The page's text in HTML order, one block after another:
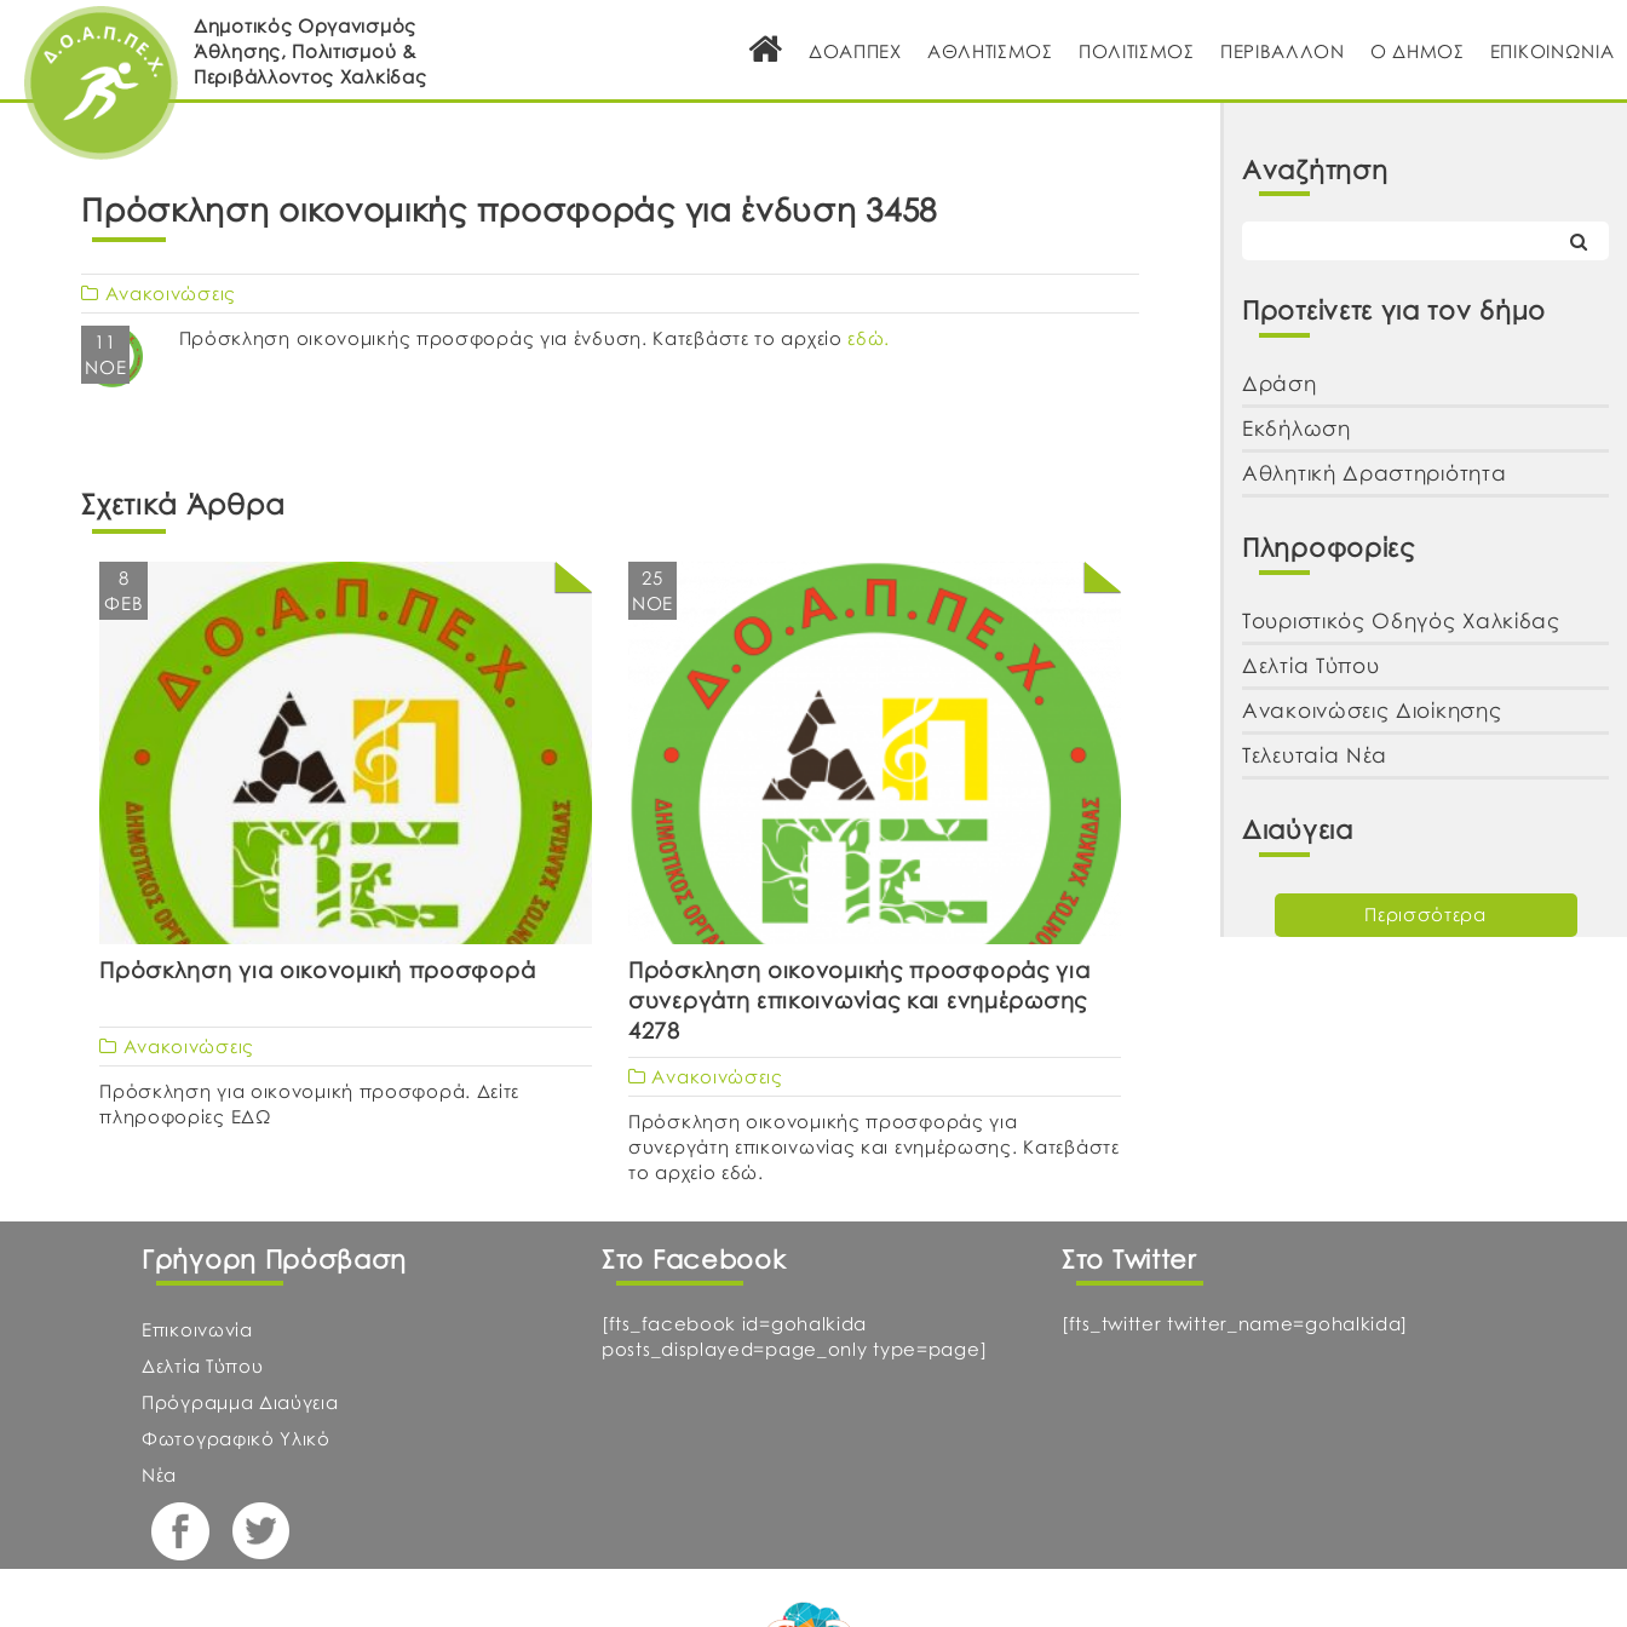
Δημοτικός Οργανισμός
Άθλησης, Πολιτισμού &
Περιβάλλοντος Χαλκίδας
ΔΟΑΠΠΕΧ ΑΘΛΗΤΙΣΜΟΣ ΠΟΛΙΤΙΣΜΟΣ ΠΕΡΙΒΑΛΛΟΝ Ο ΔΗΜΟΣ ΕΠΙΚΟΙΝΩΝΙΑ
Πρόσκληση οικονομικής προσφοράς για ένδυση 3458
Ανακοινώσεις
11
ΝΟΈ
Πρόσκληση οικονομικής προσφοράς για ένδυση. Κατεβάστε το αρχείοεδώ.
Σχετικά Άρθρα
8
ΦΕΒ
Πρόσκληση για οικονομική προσφορά
Ανακοινώσεις
Πρόσκληση για οικονομική προσφορά. Δείτε
πληροφορίες ΕΔΩ
25
ΝΟΈ
Πρόσκληση οικονομικής προσφοράς για
συνεργάτη επικοινωνίας και ενημέρωσης
4278
Ανακοινώσεις
Πρόσκληση οικονομικής προσφοράς για
συνεργάτη επικοινωνίας και ενημέρωσης. Κατεβάστε
το αρχείο εδώ.
Αναζήτηση
Προτείνετε για τον δήμο
Δράση
Εκδήλωση
Αθλητική Δραστηριότητα
Πληροφορίες
Τουριστικός Οδηγός Χαλκίδας
Δελτία Τύπου
Ανακοινώσεις Διοίκησης
Τελευταία Νέα
Διαύγεια
Περισσότερα
Γρήγορη Πρόσβαση
Επικοινωνία
Δελτία Τύπου
Πρόγραμμα Διαύγεια
Φωτογραφικό Υλικό
Νέα
Στο Facebook
[fts_facebook id=gohalkida
posts_displayed=page_only type=page]
Στο Twitter
[fts_twitter twitter_name=gohalkida]